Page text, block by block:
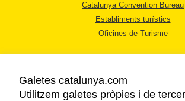
Catalunya Convention Bureau
Establiments turístics
Oficines de Turisme
Galetes catalunya.com
Utilitzem galetes pròpies i de